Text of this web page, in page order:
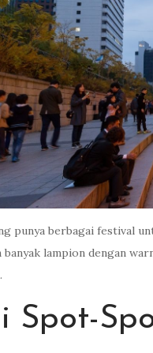
punya berbagai festival
lampion dengan
Spot-